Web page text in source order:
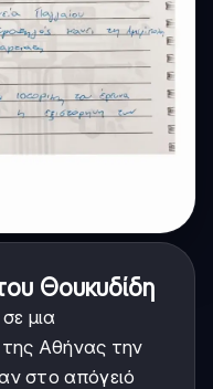
Θουκυδίδη
μια
της Αθήνας την
στο απόγειό